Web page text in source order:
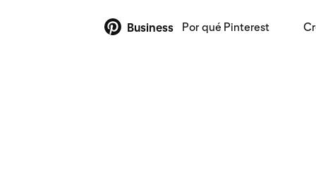
Business Por qué Pinterest